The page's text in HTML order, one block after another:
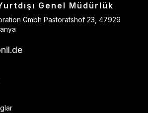
Genel Müdürlük
Gmbh Pastoratshof 23, 47929